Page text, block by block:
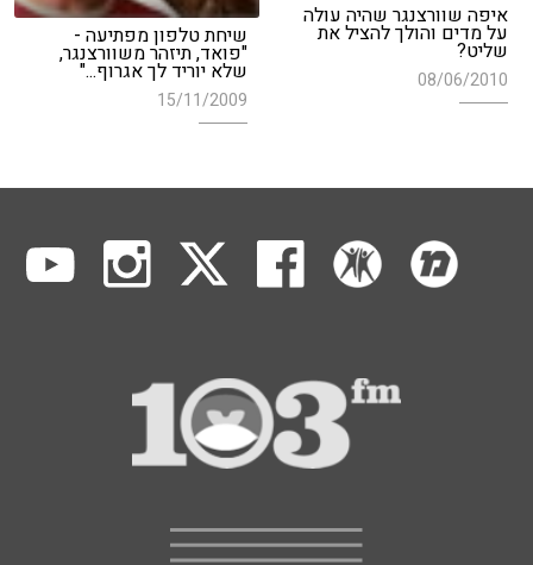
איפה שוורצנגר שהיה עולה
על מדים והולך להציל את
שליט?
08/06/2010
שיחת טלפון מפתיעה -
"פואד, תיזהר משוורצנגר,
שלא יוריד לך אגרוף..."
15/11/2009